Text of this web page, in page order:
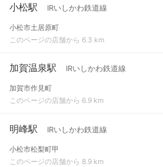
小松駅 IRいしかわ鉄道線
小松市土居原町
このページの店舗から 6.3 km
加賀温泉駅 IRいしかわ鉄道線
加賀市作見町
このページの店舗から 6.9 km
明峰駅 IRいしかわ鉄道線
小松市松梨町甲
このページの店舗から 8.9 km